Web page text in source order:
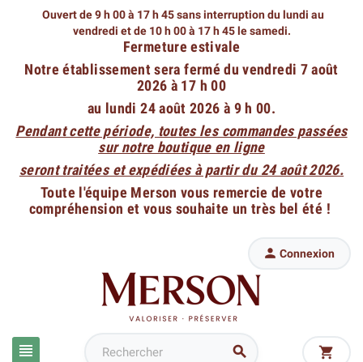
Ouvert de 9 h 00 à 17 h 45 sans interruption du lundi au
vendredi et de 10 h 00 à 17 h 45 le samedi.
Fermeture estivale
Notre établissement sera fermé du vendredi 7 août
2026 à 17 h 00
au lundi 24 août 2026 à 9 h 00.
Pendant cette période, toutes les commandes passées
sur notre boutique en ligne
seront traitées et expédiées à partir du 24 août 2026.
Toute l'équipe Merson vous remercie de votre
compréhension et vous souhaite un très bel été !
 
 Connexion
